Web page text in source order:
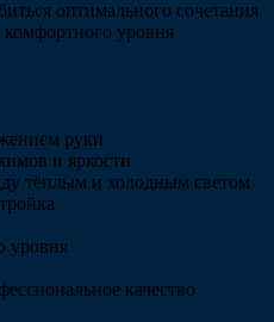
оптимального сочетания
комфортного уровня
руки
и яркости
тёплым и холодным светом
уровня
качество